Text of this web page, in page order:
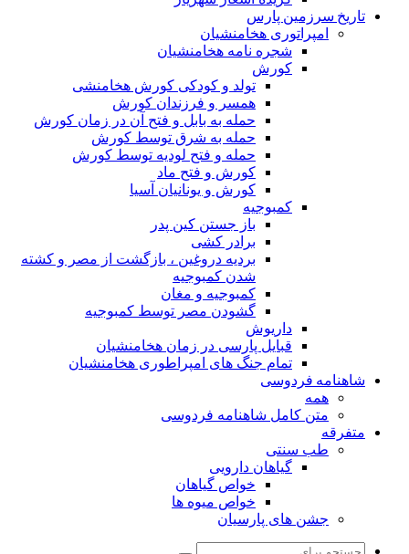
تاریخ سرزمین پارس
امپراتوری هخامنشیان
شجره نامه هخامنشیان
کورش
تولد و کودکی کورش هخامنشی
همسر و فرزندان کورش
حمله به بابل و فتح آن در زمان کورش
حمله به شرق توسط کورش
حمله و فتح لودیه توسط کورش
کورش و فتح ماد
کورش و یونانیان آسیا
کمبوجیه
باز جستن کین پدر
برادر کشی
بردیه دروغین ، بازگشت از مصر و کشته
شدن کمبوجیه
کمبوجیه و مغان
گشودن مصر توسط کمبوجیه
داریوش
قبایل پارسی در زمان هخامنشیان
تمام جنگ های امپراطوری هخامنشیان
شاهنامه فردوسی
همه
متن کامل شاهنامه فردوسی
متفرقه
طب سنتی
گیاهان دارویی
خواص گیاهان
خواص میوه ها
جشن های پارسیان